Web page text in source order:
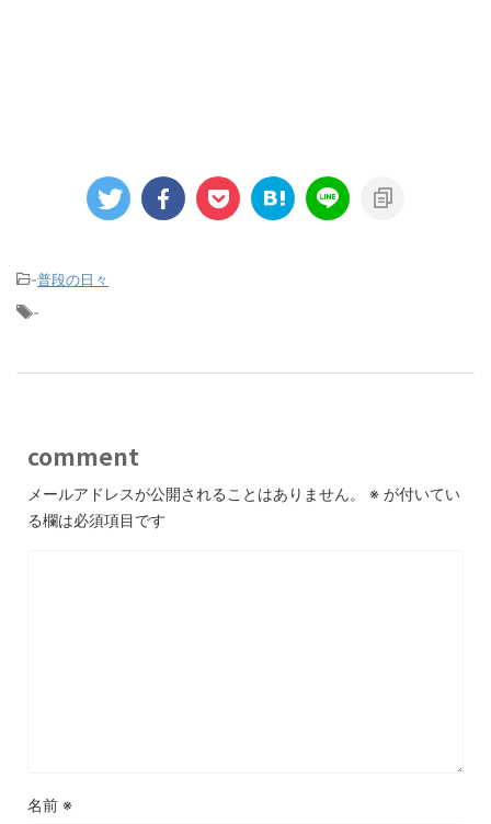
-普段の日々
-
comment
メールアドレスが公開されることはありません。 ※ が付いてい
る欄は必須項目です
名前 ※